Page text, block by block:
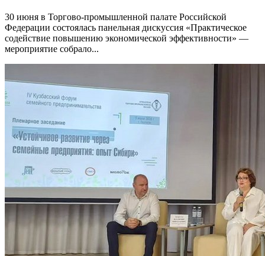
30 июня в Торгово-промышленной палате Российской
Федерации состоялась панельная дискуссия «Практическое
содействие повышению экономической эффективности» —
мероприятие собрало...